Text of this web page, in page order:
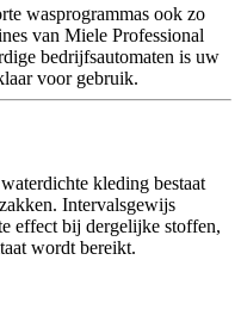
wasprogrammas ook zo
van Miele Professional
bedrijfsautomaten is uw
voor gebruik.
kleding bestaat
Intervalsgewijs
effect bij dergelijke stoffen,
wordt bereikt.